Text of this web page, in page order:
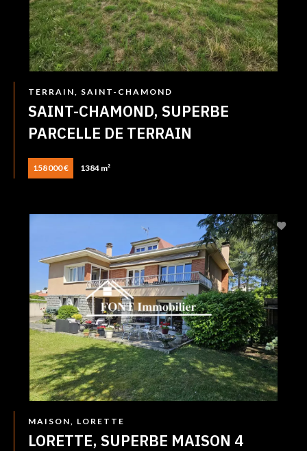
TERRAIN, SAINT-CHAMOND
SAINT-CHAMOND, SUPERBE
PARCELLE DE TERRAIN
158 000 € 1384 m²
MAISON, LORETTE
LORETTE, SUPERBE MAISON 4